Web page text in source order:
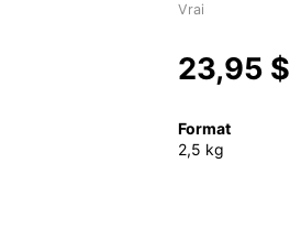
Vrai
23,95 $
Format
2,5 kg